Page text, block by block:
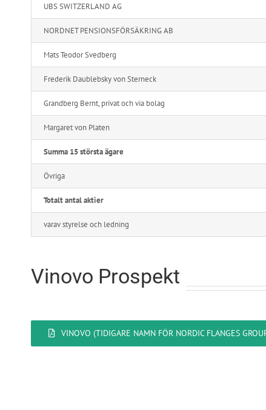
UBS SWITZERLAND AG
NORDNET PENSIONSFÖRSÄKRING AB
Mats Teodor Svedberg
Frederik Daublebsky von Sterneck
Grandberg Bernt, privat och via bolag
Margaret von Platen
Summa 15 största ägare
Övriga
Totalt antal aktier
varav styrelse och ledning
Vinovo Prospekt
VINOVO (TIDIGARE NAMN FÖR NORDIC FLANGES